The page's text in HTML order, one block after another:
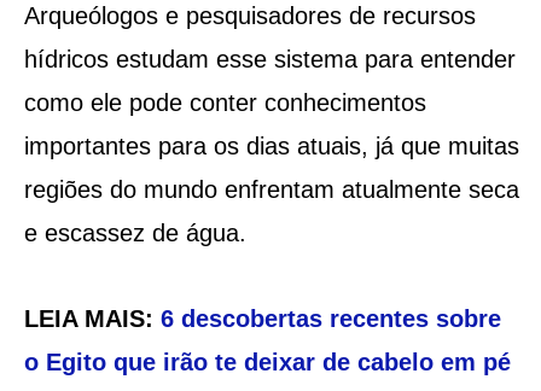
Arqueólogos e pesquisadores de recursos
hídricos estudam esse sistema para entender
como ele pode conter conhecimentos
importantes para os dias atuais, já que muitas
regiões do mundo enfrentam atualmente seca
e escassez de água.
LEIA MAIS: 6 descobertas recentes sobre
o Egito que irão te deixar de cabelo em pé